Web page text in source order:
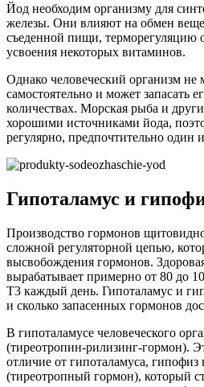
Йод необходим организму для
железы. Они влияют на обмен
съеденной пищи, терморегуляцию
усвоения некоторых витаминов.
Однако человеческий организм не
самостоятельно и может запасать
количествах. Морская рыба и
хорошими источниками йода,
регулярно, предпочтительно один
Гипоталамус и
Производство гормонов
сложной регуляторной цепью,
высвобождения гормонов.
вырабатывает примерно от 80 до
Т3 каждый день. Гипоталамус и
и сколько запасенных гормонов
В гипоталамусе человеческого
(тиреотропин-рилизинг-гормон).
отличие от гипоталамуса,
(тиреотропный гормон), который